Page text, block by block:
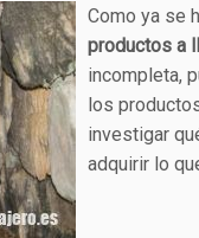
Como ya se
productos a
incompleta,
los
investigar
adquirir lo